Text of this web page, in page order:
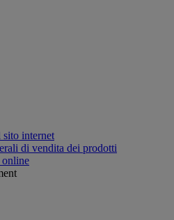
internet
di vendita dei prodotti